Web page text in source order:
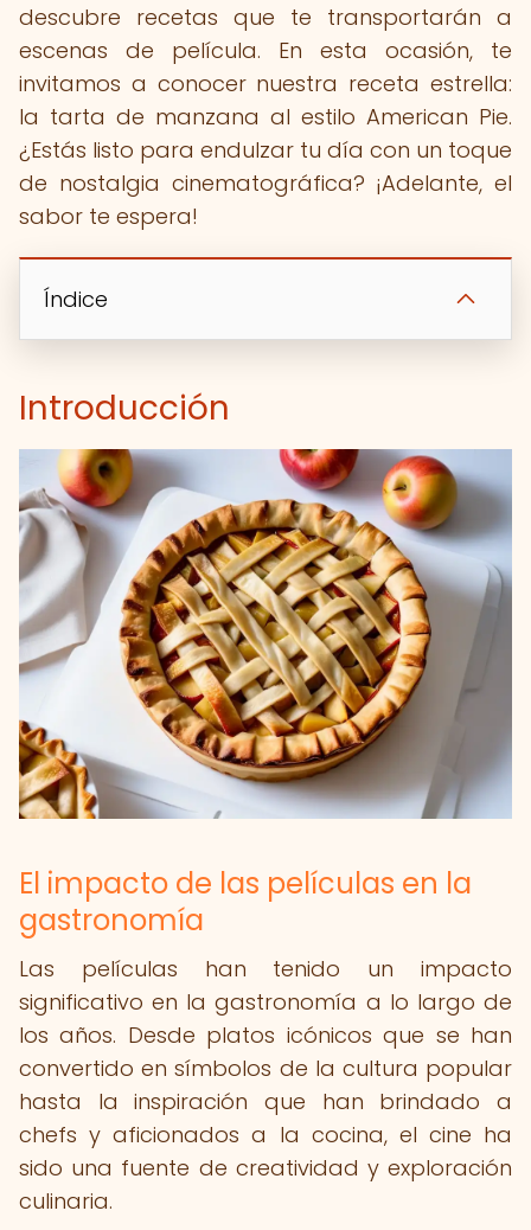
descubre recetas que te transportarán a
escenas de película. En esta ocasión, te
invitamos a conocer nuestra receta estrella:
la tarta de manzana al estilo American Pie.
¿Estás listo para endulzar tu día con un toque
de nostalgia cinematográfica? ¡Adelante, el
sabor te espera!
Índice
Introducción
El impacto de las películas en la
gastronomía
Las películas han tenido un impacto
significativo en la gastronomía a lo largo de
los años. Desde platos icónicos que se han
convertido en símbolos de la cultura popular
hasta la inspiración que han brindado a
chefs y aficionados a la cocina, el cine ha
sido una fuente de creatividad y exploración
culinaria.